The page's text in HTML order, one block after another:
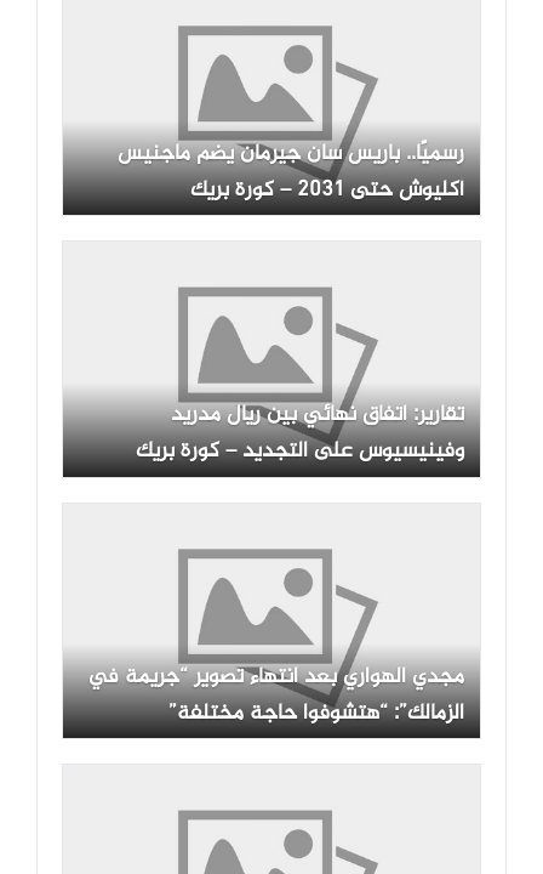
رسميًا.. باريس سان جيرمان يضم ماجنيس
أكليوش حتى 2031 – كورة بريك
تقارير: اتفاق نهائي بين ريال مدريد
وفينيسيوس على التجديد – كورة بريك
مجدي الهواري بعد انتهاء تصوير “جريمة في
الزمالك”: “هتشوفوا حاجة مختلفة”